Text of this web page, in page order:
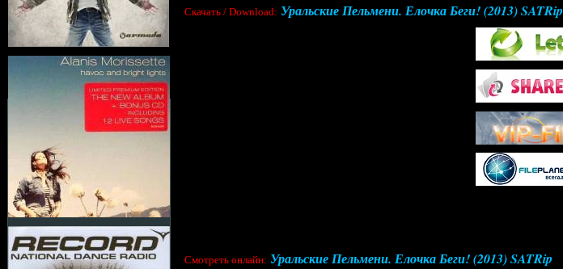
Cкачать / Download: Уральские Пельмени. Елочка Беги! (2013) SATRip
Cмотреть онлайн: Уральские Пельмени. Елочка Беги! (2013) SATRip